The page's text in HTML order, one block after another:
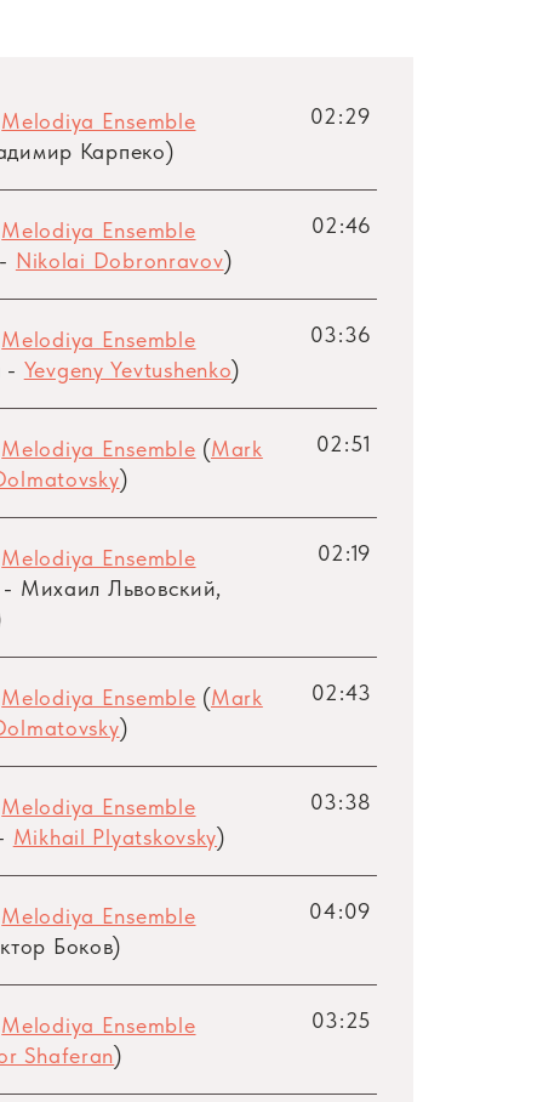
Melodiya Ensemble
Карпеко)
02:29
Melodiya Ensemble
- Nikolai Dobronravov)
02:46
Melodiya Ensemble
- Yevgeny Yevtushenko)
03:36
Melodiya Ensemble (Mark
)
02:51
Melodiya Ensemble
- Михаил Львовский,
02:19
Melodiya Ensemble (Mark
)
02:43
Melodiya Ensemble
Mikhail Plyatskovsky)
03:38
Melodiya Ensemble
Боков)
04:09
Melodiya Ensemble
Shaferan)
03:25